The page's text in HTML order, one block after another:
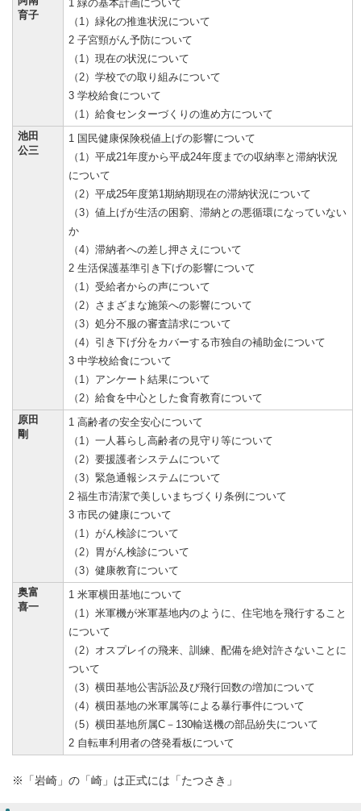
育子
1 緑の基本計画について
（1）緑化の推進状況について
2 子宮頸がん予防について
（1）現在の状況について
（2）学校での取り組みについて
3 学校給食について
（1）給食センターづくりの進め方について
池田
公三
1 国民健康保険税値上げの影響について
（1）平成21年度から平成24年度までの収納率と滞納状況
について
（2）平成25年度第1期納期現在の滞納状況について
（3）値上げが生活の困窮、滞納との悪循環になっていない
か
（4）滞納者への差し押さえについて
2 生活保護基準引き下げの影響について
（1）受給者からの声について
（2）さまざまな施策への影響について
（3）処分不服の審査請求について
（4）引き下げ分をカバーする市独自の補助金について
3 中学校給食について
（1）アンケート結果について
（2）給食を中心とした食育教育について
原田
剛
1 高齢者の安全安心について
（1）一人暮らし高齢者の見守り等について
（2）要援護者システムについて
（3）緊急通報システムについて
2 福生市清潔で美しいまちづくり条例について
3 市民の健康について
（1）がん検診について
（2）胃がん検診について
（3）健康教育について
奥富
喜一
1 米軍横田基地について
（1）米軍機が米軍基地内のように、住宅地を飛行すること
について
（2）オスプレイの飛来、訓練、配備を絶対許さないことに
ついて
（3）横田基地公害訴訟及び飛行回数の増加について
（4）横田基地の米軍属等による暴行事件について
（5）横田基地所属C－130輸送機の部品紛失について
2 自転車利用者の啓発看板について
※「岩崎」の「崎」は正式には「たつさき」